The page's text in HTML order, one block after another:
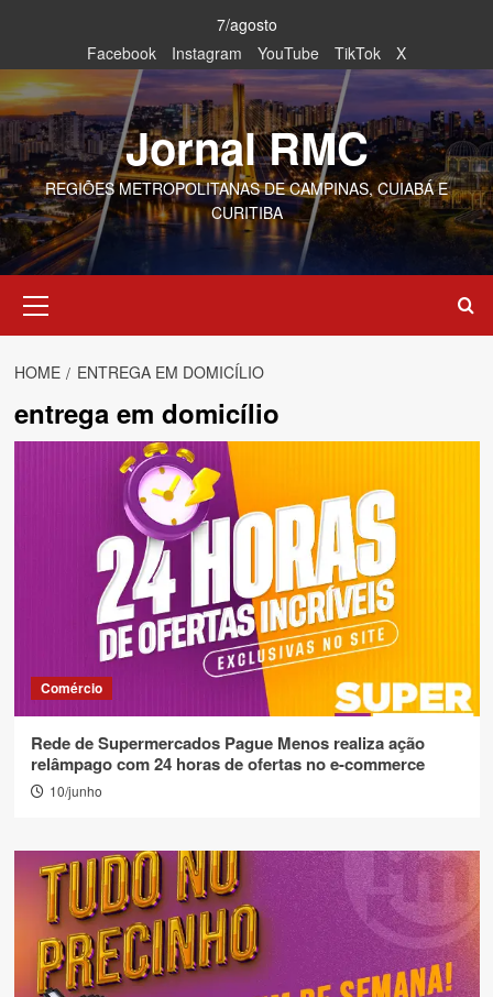
content
7/agosto
Facebook
Instagram YouTube TikTok X
Jornal RMC
REGIÕES METROPOLITANAS DE CAMPINAS, CUIABÁ E
CURITIBA
Menu
HOME ENTREGA EM DOMICÍLIO
entrega em domicílio
Comércio
Rede de Supermercados Pague Menos realiza ação
relâmpago com 24 horas de ofertas no e-commerce
10/junho